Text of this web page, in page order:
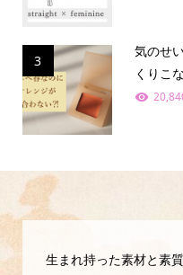
3
気のせ
くりこ
生まれ持った素材と素